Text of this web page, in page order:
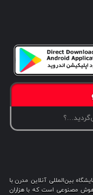
بین‌المللی آنلاین مدرن با
هوش مصنوعی است که با هزاران